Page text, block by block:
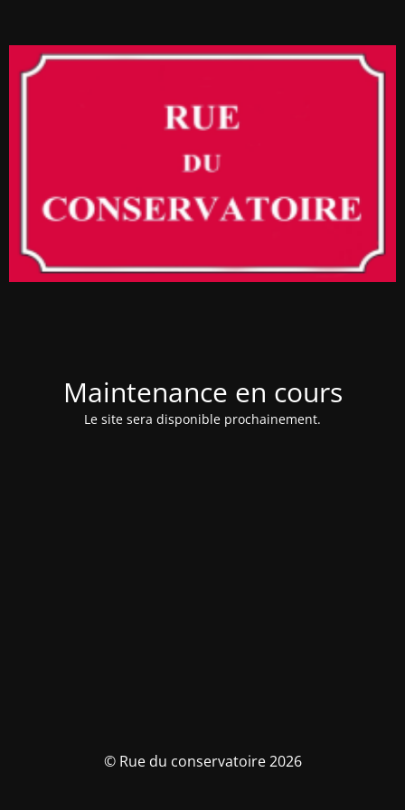
Maintenance en cours
Le site sera disponible prochainement.
© Rue du conservatoire 2026